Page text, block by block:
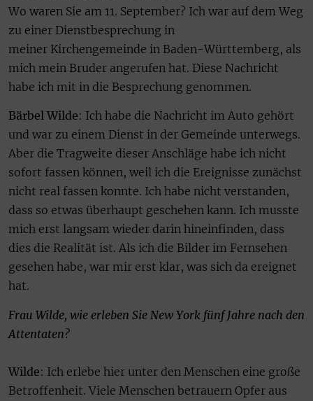
Wo waren Sie am 11. September? Ich war auf dem Weg
zu einer Dienstbesprechung in
meiner Kirchengemeinde in Baden-Württemberg, als
mich mein Bruder angerufen hat. Diese Nachricht
habe ich mit in die Besprechung genommen.
Bärbel Wilde: Ich habe die Nachricht im Auto gehört
und war zu einem Dienst in der Gemeinde unterwegs.
Aber die Tragweite dieser Anschläge habe ich nicht
sofort fassen können, weil ich die Ereignisse zunächst
nicht real fassen konnte. Ich habe nicht verstanden,
dass so etwas überhaupt geschehen kann. Ich musste
mich erst langsam wieder darin hineinfinden, dass
dies die Realität ist. Als ich die Bilder im Fernsehen
gesehen habe, war mir erst klar, was sich da ereignet
hat.
Frau Wilde, wie erleben Sie New York fünf Jahre nach den
Attentaten?
Wilde: Ich erlebe hier unter den Menschen eine große
Betroffenheit. Viele Menschen betrauern Opfer aus